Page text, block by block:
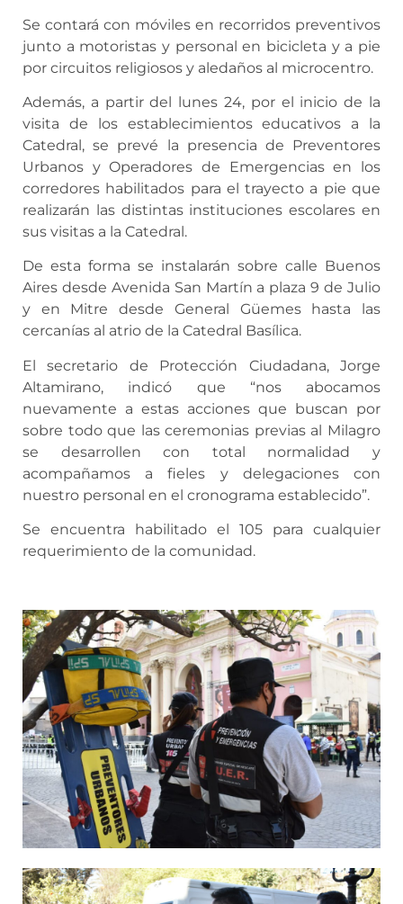
Se contará con móviles en recorridos preventivos
junto a motoristas y personal en bicicleta y a pie
por circuitos religiosos y aledaños al microcentro.
Además, a partir del lunes 24, por el inicio de la
visita de los establecimientos educativos a la
Catedral, se prevé la presencia de Preventores
Urbanos y Operadores de Emergencias en los
corredores habilitados para el trayecto a pie que
realizarán las distintas instituciones escolares en
sus visitas a la Catedral.
De esta forma se instalarán sobre calle Buenos
Aires desde Avenida San Martín a plaza 9 de Julio
y en Mitre desde General Güemes hasta las
cercanías al atrio de la Catedral Basílica.
El secretario de Protección Ciudadana, Jorge
Altamirano, indicó que “nos abocamos
nuevamente a estas acciones que buscan por
sobre todo que las ceremonias previas al Milagro
se desarrollen con total normalidad y
acompañamos a fieles y delegaciones con
nuestro personal en el cronograma establecido”.
Se encuentra habilitado el 105 para cualquier
requerimiento de la comunidad.